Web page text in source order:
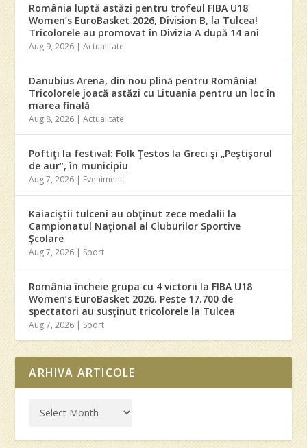
România luptă astăzi pentru trofeul FIBA U18
Women’s EuroBasket 2026, Division B, la Tulcea!
Tricolorele au promovat în Divizia A după 14 ani
Aug 9, 2026 |Actualitate
Danubius Arena, din nou plină pentru România!
Tricolorele joacă astăzi cu Lituania pentru un loc în
marea finală
Aug 8, 2026 |Actualitate
Poftiţi la festival: Folk Ţestos la Greci şi „Peştişorul
de aur”, în municipiu
Aug 7, 2026 | Eveniment
Kaiaciştii tulceni au obţinut zece medalii la
Campionatul Naţional al Cluburilor Sportive
Şcolare
Aug 7, 2026 | Sport
România încheie grupa cu 4 victorii la FIBA U18
Women’s EuroBasket 2026. Peste 17.700 de
spectatori au susţinut tricolorele la Tulcea
Aug 7, 2026 | Sport
ARHIVA ARTICOLE